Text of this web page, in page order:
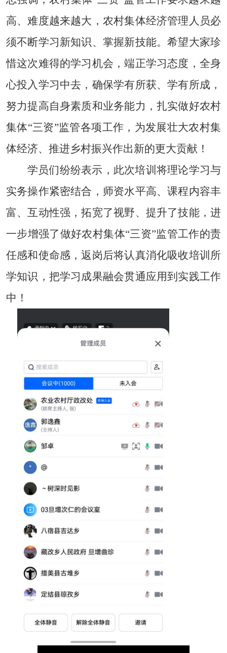
高、难度越来越大 ， 农村集体经济管理人员必
须不断学习新知识、掌握新技能。希望大家珍
惜这次难得的学习机会，端正学习态度，全身
心投入学习中去，确保学有所获、学有所成，
努力提高自身素质和业务能力，扎实做好农村
集体“三资”监管各项工作，为发展壮大农村集
体经济、推进乡村振兴作出新的更大贡献！
学员们纷纷表示，此次培训将理论学习与
实务操作紧密结合，师资水平高、课程内容丰
富、互动性强，拓宽了视野、提升了技能，进
一步增强了做好农村集体“三资”监管工作的责
任感和使命感，返岗后将认真消化吸收培训所
学知识，把学习成果融会贯通应用到 实践工作
中！